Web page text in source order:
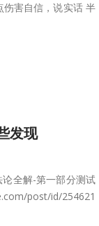
害自信，说实话 半
发现
全解-第一部分测试
post/id/254621